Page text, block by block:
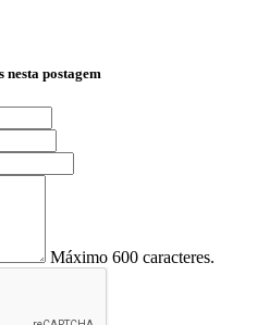
postagem
Máximo 600 caracteres.